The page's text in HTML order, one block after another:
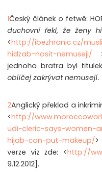
1Český článek o fetwě:
duchovní řekl, že ženy
<http://ibezhranic.cz/
hidzab-nosit-nemuseji/
jednoho bratra byl
obličej zakrývat nemusejí.
2Anglický překlad a
<http://
udi-cleric-says-women-
hijab-can-put-makeup/>
verze viz zde: <http://
9.12.2012].